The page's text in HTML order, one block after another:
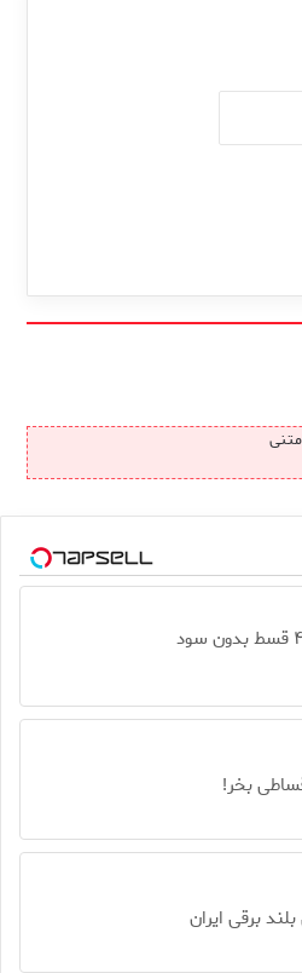
خرید موبایل با اسنپ پی | در ۴ قسط بدون سود
بخر!